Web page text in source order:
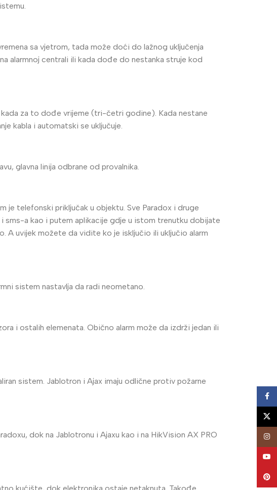
sa vjetrom, tada može doći do lažnog uključenja
alarmnoj centrali ili kada dođe do nestanka struje kod
kada za to dođe vrijeme (tri-četri godine). Kada nestane
kabla i automatski se uključuje.
glavna linija odbrane od provalnika.
je telefonski priključak u objektu. Sve Paradox i druge
sms-a kao i putem aplikacije gdje u istom trenutku dobijate
A uvijek možete da vidite ko je isključio ili uključio alarm
sistem nastavlja da radi neometano.
i ostalih elemenata. Obično alarm može da izdrži jedan ili
sistem. Jablotron i Ajax imaju odlične protiv požarne
dok na Jablotronu i Ajaxu kao i na HikVision AX PRO
kućište, dok elektronika ostaje netaknuta. Takođe